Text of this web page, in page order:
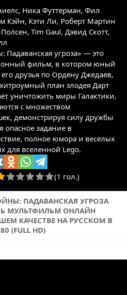
, Ника Футтерман, Фил
Кэйн, Кэти Ли, Роберт Мартин
, Tim Gaul, Дэвид Скотт,
Падаванская угроза» — это
фильм, в котором юный
друзья по Ордену Джедаев,
план злодея Дарт
уничтожить миры Галактики,
с множеством
демонстрируя силу дружбы
опасное задание в
полное юмора и веселых
для вселенной Lego.
(1 гол.)
ПАДАВАНСКАЯ УГРОЗА
МУЛЬТФИЛЬМ ОНЛАЙН
КАЧЕСТВЕ НА РУССКОМ В
(FULL HD)